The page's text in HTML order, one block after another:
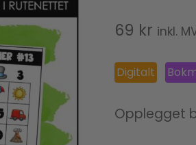
69 kr inkl.
Digitalt
Opplegget